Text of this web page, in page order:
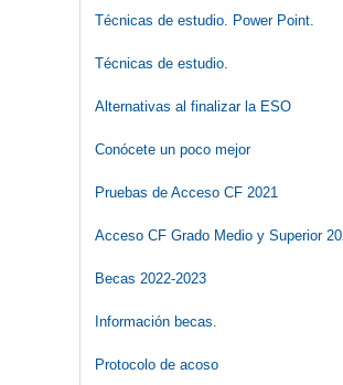
Técnicas de estudio. Power Point.
Técnicas de estudio.
Alternativas al finalizar la ESO
Conócete un poco mejor
Pruebas de Acceso CF 2021
Acceso CF Grado Medio y Superior
Becas 2022-2023
Información becas.
Protocolo de acoso